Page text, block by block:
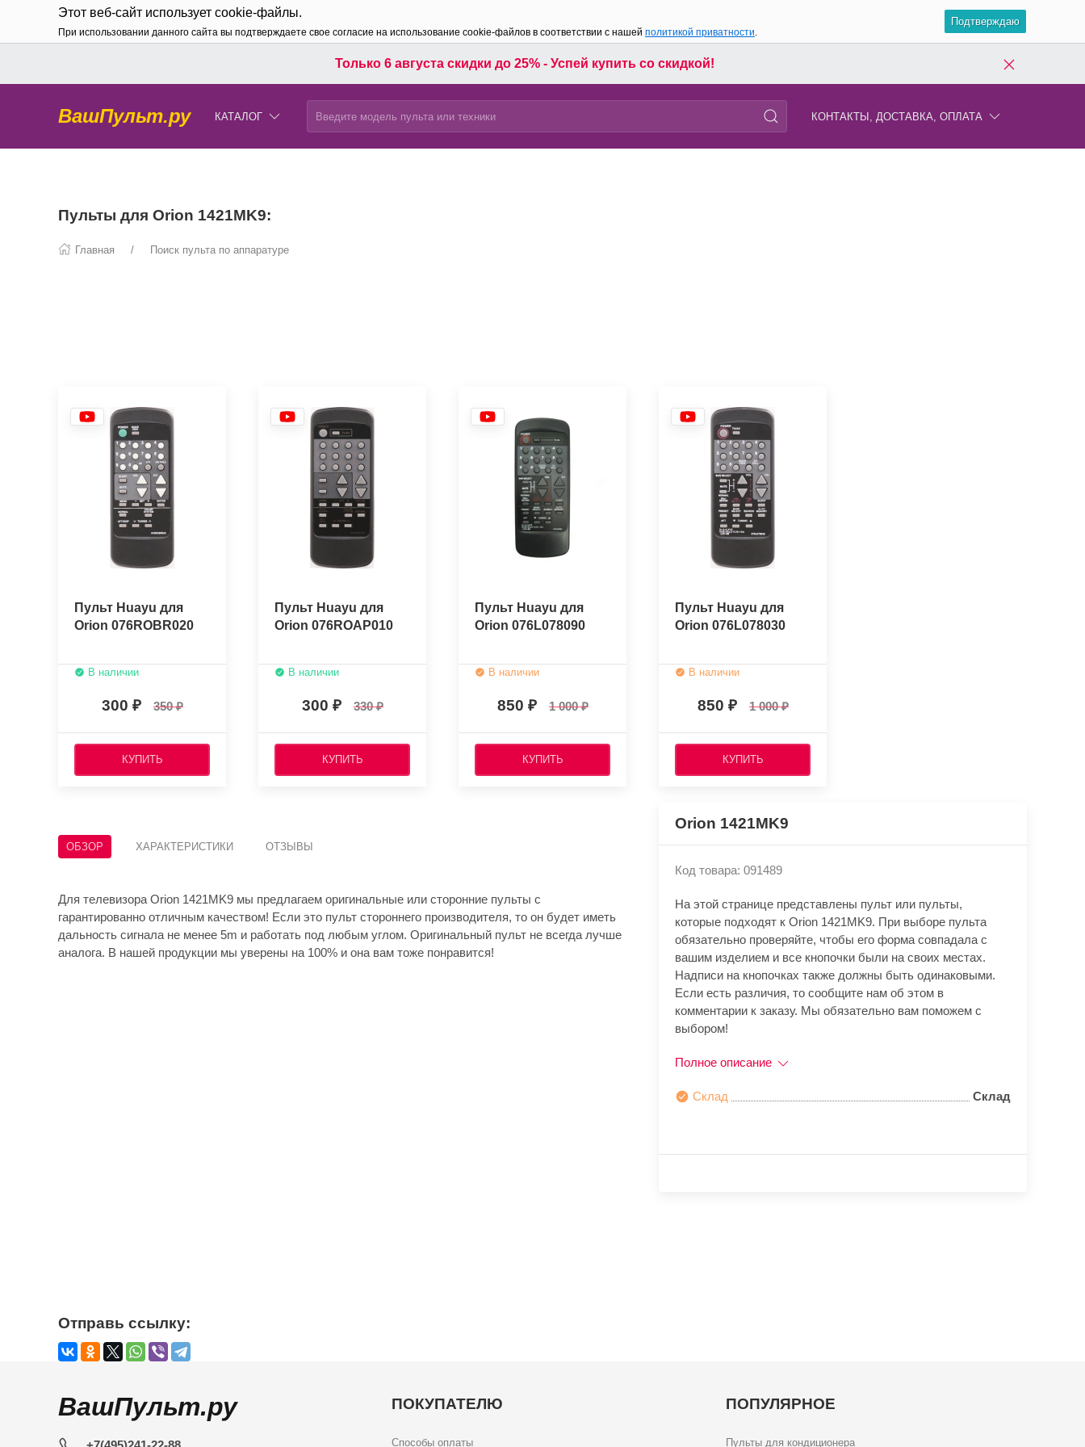
Этот веб-сайт использует cookie-файлы.
При использовании данного сайта вы подтверждаете свое согласие на использование cookie-файлов в соответствии с нашей политикой приватности.
Подтверждаю
Только 6 августа скидки до 25% - Успей купить со скидкой!
ВашПульт.ру КАТАЛОГ КОНТАКТЫ, ДОСТАВКА, ОПЛАТА
Пульты для Orion 1421MK9:
Главная Поиск пульта по аппаратуре
Пульт Huayu для
Orion 076ROBR020
В наличии
300 350
КУПИТЬ
Пульт Huayu для
Orion 076ROAP010
В наличии
300 330
КУПИТЬ
Пульт Huayu для
Orion 076L078090
В наличии
850 1 000
КУПИТЬ
Пульт Huayu для
Orion 076L078030
В наличии
850 1 000
КУПИТЬ
ОБЗОР ХАРАКТЕРИСТИКИ ОТЗЫВЫ
Для телевизора Orion 1421MK9 мы предлагаем оригинальные или сторонние пульты с
гарантированно отличным качеством! Если это пульт стороннего производителя, то он будет иметь
дальность сигнала не менее 5m и работать под любым углом. Оригинальный пульт не всегда лучше
аналога. В нашей продукции мы уверены на 100% и она вам тоже понравится!
Orion 1421MK9
Код товара: 091489
На этой странице представлены пульт или пульты,
которые подходят к Orion 1421MK9. При выборе пульта
обязательно проверяйте, чтобы его форма совпадала с
вашим изделием и все кнопочки были на своих местах.
Надписи на кнопочках также должны быть одинаковыми.
Если есть различия, то сообщите нам об этом в
комментарии к заказу. Мы обязательно вам поможем с
выбором!
Полное описание
Склад Склад
Отправь ссылку:
ВашПульт.ру ПОКУПАТЕЛЮ
Способы оплаты
ПОПУЛЯРНОЕ
Пульты для кондиционера